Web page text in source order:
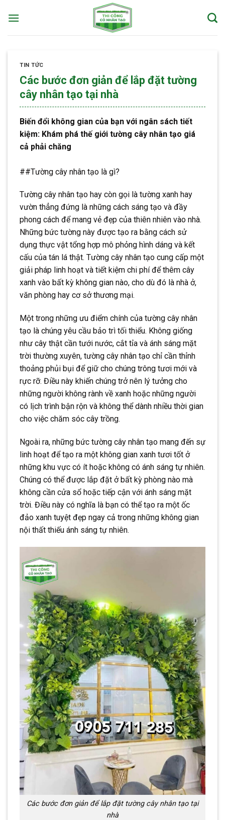
TIN TỨC
Các bước đơn giản để lắp đặt tường
cây nhân tạo tại nhà
Biến đổi không gian của bạn với ngân sách tiết
kiệm: Khám phá thế giới tường cây nhân tạo giá
cả phải chăng
##Tường cây nhân tạo là gì?
Tường cây nhân tạo hay còn gọi là tường xanh hay
vườn thẳng đứng là những cách sáng tạo và đầy
phong cách để mang vẻ đẹp của thiên nhiên vào nhà.
Những bức tường này được tạo ra bằng cách sử
dụng thực vật tổng hợp mô phỏng hình dáng và kết
cấu của tán lá thật. Tường cây nhân tạo cung cấp một
giải pháp linh hoạt và tiết kiệm chi phí để thêm cây
xanh vào bất kỳ không gian nào, cho dù đó là nhà ở,
văn phòng hay cơ sở thương mại.
Một trong những ưu điểm chính của tường cây nhân
tạo là chúng yêu cầu bảo trì tối thiểu. Không giống
như cây thật cần tưới nước, cắt tỉa và ánh sáng mặt
trời thường xuyên, tường cây nhân tạo chỉ cần thỉnh
thoảng phủi bụi để giữ cho chúng trông tươi mới và
rực rỡ. Điều này khiến chúng trở nên lý tưởng cho
những người không rành về xanh hoặc những người
có lịch trình bận rộn và không thể dành nhiều thời gian
cho việc chăm sóc cây trồng.
Ngoài ra, những bức tường cây nhân tạo mang đến sự
linh hoạt để tạo ra một không gian xanh tươi tốt ở
những khu vực có ít hoặc không có ánh sáng tự nhiên.
Chúng có thể được lắp đặt ở bất kỳ phòng nào mà
không cần cửa sổ hoặc tiếp cận với ánh sáng mặt
trời. Điều này có nghĩa là bạn có thể tạo ra một ốc
đảo xanh tuyệt đẹp ngay cả trong những không gian
nội thất thiếu ánh sáng tự nhiên.
Các bước đơn giản để lắp đặt tường cây nhân tạo tại
nhà